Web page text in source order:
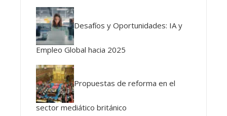
Desafíos y Oportunidades: IA y
Empleo Global hacia 2025
Propuestas de reforma en el
sector mediático británico